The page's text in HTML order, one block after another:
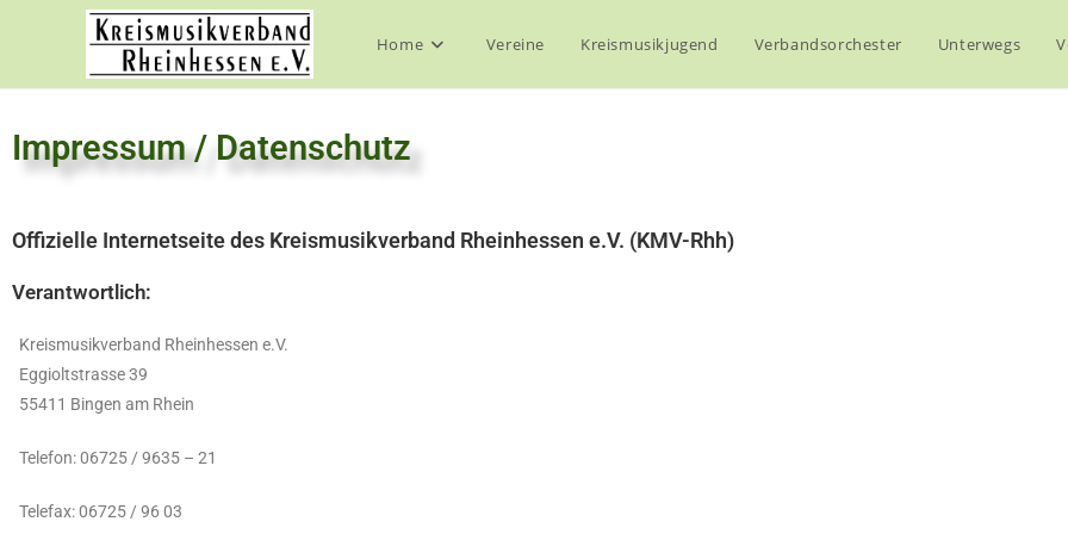
Home Vereine Kreismusikjugend Verbandsorchester Unterwegs
Impressum / Datenschutz
Offizielle Internetseite des Kreismusikverband Rheinhessen e.V. (KMV-Rhh)
Verantwortlich:
Kreismusikverband Rheinhessen e.V.
Eggioltstrasse 39
55411 Bingen am Rhein
Telefon: 06725 / 9635 – 21
Telefax: 06725 / 96 03